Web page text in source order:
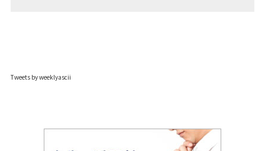
Tweets by weeklyascii